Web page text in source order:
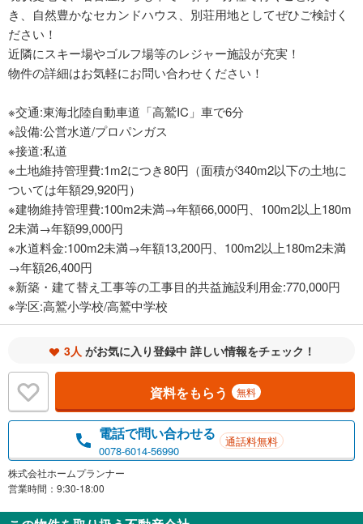
き、自然豊かなセカンドハウス、別荘用地としてぜひご検討く
ださい！
近隣にスキー場やゴルフ場等のレジャー施設が充実！
物件の詳細はお気軽にお問い合わせください！
※交通:東海北陸自動車道「高鷲IC」車で6分
※設備:公営水道/プロパンガス
※接道:私道
※土地維持管理費:1m2につき80円（面積が340m2以下の土地に
ついては年額29,920円）
※建物維持管理費:100m2未満→年額66,000円、100m2以上180m
2未満→年額99,000円
※水道料金:100m2未満→年額13,200円、100m2以上180m2未満
→年額26,400円
※新築・建て替え工事等の工事目的共益施設利用金:770,000円
※学区:高鷲小学校/高鷲中学校
3人 がお気に入り登録中 詳しい情報をチェック！
資料をもらう 無料
電話で問い合わせる
0078-6014-56990
通話料無料
株式会社ホームプランナー
営業時間：9:30-18:00